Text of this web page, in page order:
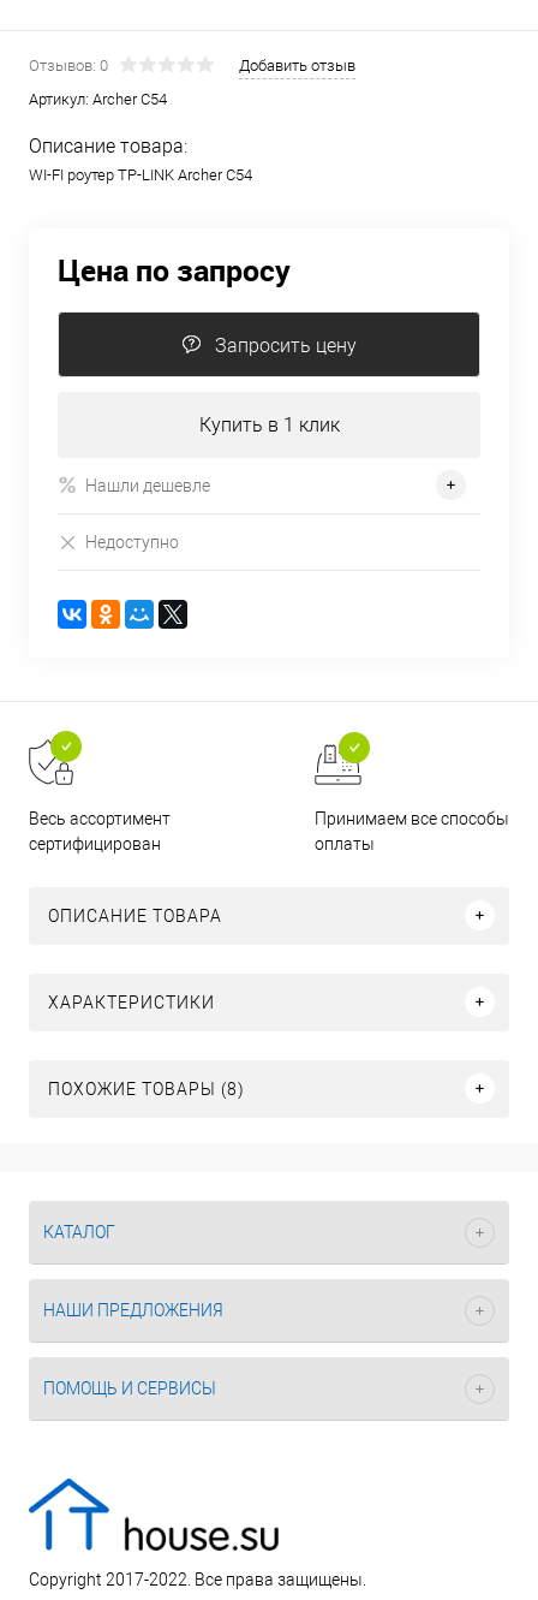
Отзывов: 0
Добавить отзыв
Артикул: Archer C54
Описание товара:
WI-FI роутер TP-LINK Archer C54
Цена по запросу
Запросить цену
Купить в 1 клик
Нашли дешевле
Недоступно
Весь ассортимент
сертифицирован
Принимаем все способы
оплаты
ОПИСАНИЕ ТОВАРА
ХАРАКТЕРИСТИКИ
ПОХОЖИЕ ТОВАРЫ (8)
КАТАЛОГ
НАШИ ПРЕДЛОЖЕНИЯ
ПОМОЩЬ И СЕРВИСЫ
Copyright 2017-2022. Все права защищены.